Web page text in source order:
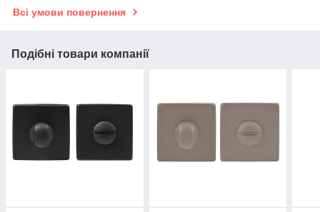
Всі умови повернення
Подібні товари компанії